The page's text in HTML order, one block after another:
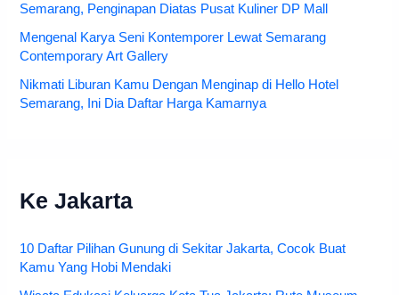
Semarang, Penginapan Diatas Pusat Kuliner DP Mall
Mengenal Karya Seni Kontemporer Lewat Semarang
Contemporary Art Gallery
Nikmati Liburan Kamu Dengan Menginap di Hello Hotel
Semarang, Ini Dia Daftar Harga Kamarnya
Ke Jakarta
10 Daftar Pilihan Gunung di Sekitar Jakarta, Cocok Buat
Kamu Yang Hobi Mendaki